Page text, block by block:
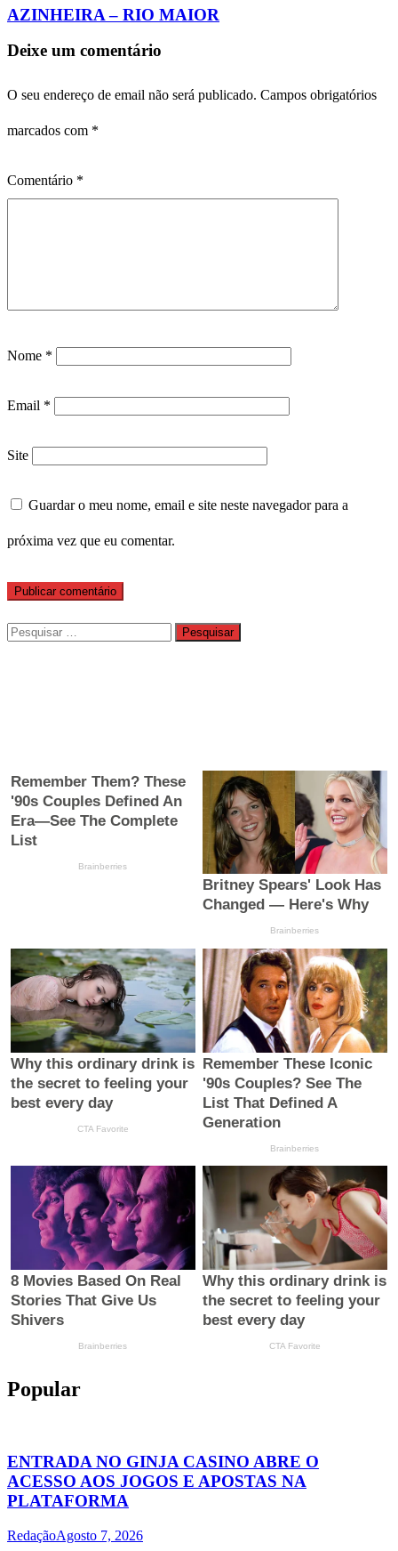
AZINHEIRA – RIO MAIOR
Deixe um comentário
O seu endereço de email não será publicado. Campos obrigatórios
marcados com *
Comentário *
Nome *
Email *
Site
Guardar o meu nome, email e site neste navegador para a
próxima vez que eu comentar.
Pesquisar
por:
Popular
ENTRADA NO GINJA CASINO ABRE O
ACESSO AOS JOGOS E APOSTAS NA
PLATAFORMA
RedaçãoAgosto 7, 2026